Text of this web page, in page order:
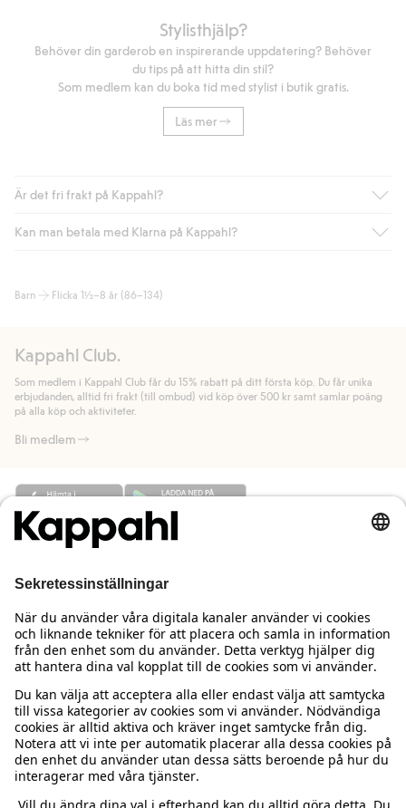
Stylisthjälp?
Behöver din garderob en inspirerande uppdatering? Behöver
du tips på att hitta din stil?
Som medlem kan du boka tid med stylist i butik gratis.
Läs mer
Är det fri frakt på Kappahl?
Är du medlem i Kappahl Club har du alltid gratis frakt till butik
automatik efter du loggat in och identifierats som medlem.
handlar för.
Läs mer
Kan man betala med Klarna på Kappahl?
bland annat faktura och swish men även andra betalningssätt.
allmänna villkor.
Läs mer
Barn Flicka 1½–8 år (86–134)
Kappahl Club.
Som medlem i Kappahl Club får du 15% rabatt på ditt första köp. Du får unika
erbjudanden, alltid fri frakt (till ombud) vid köp över 500 kr samt samlar poäng
på alla köp och aktiviteter.
Bli medlem
Behöver du hjälp?
Kundservice
Vanliga frågor
Beställning & retur
Kontakta oss
Kappahl Club
Logga in
Kappahl Club
Medlemsvillkor
Om oss
Om Kappahl Group
Villkor & policy
Köpvillkor Sverige
Mer från oss